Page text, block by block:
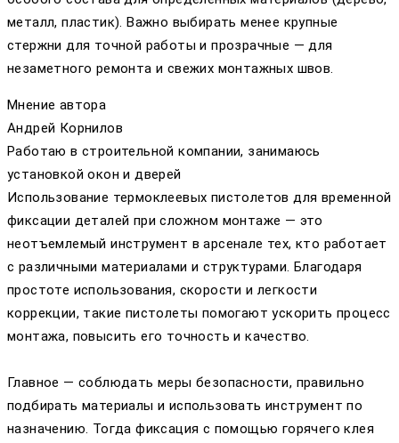
металл, пластик). Важно выбирать менее крупные
стержни для точной работы и прозрачные — для
незаметного ремонта и свежих монтажных швов.
Мнение автора
Андрей Корнилов
Работаю в строительной компании, занимаюсь
установкой окон и дверей
Использование термоклеевых пистолетов для временной
фиксации деталей при сложном монтаже — это
неотъемлемый инструмент в арсенале тех, кто работает
с различными материалами и структурами. Благодаря
простоте использования, скорости и легкости
коррекции, такие пистолеты помогают ускорить процесс
монтажа, повысить его точность и качество.
Главное — соблюдать меры безопасности, правильно
подбирать материалы и использовать инструмент по
назначению. Тогда фиксация с помощью горячего клея